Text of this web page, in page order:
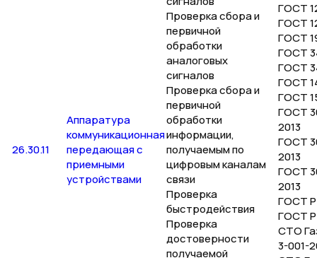
26.30.11
Аппаратура
коммуникационная
передающая с
приемными
устройствами
Проверка сбора и
первичной
обработки
аналоговых
сигналов
Проверка сбора и
первичной
обработки
информации,
получаемым по
цифровым каналам
связи
Проверка
быстродействия
Проверка
достоверности
получаемой
ГОСТ
ГОСТ
ГОСТ
ГОСТ
ГОСТ
ГОСТ
ГОСТ
ГОСТ
2013
ГОСТ
2013
ГОСТ
2013
ГОСТ Р
ГОСТ Р
СТО
3-001-